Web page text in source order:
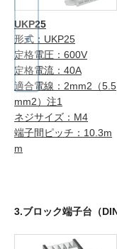
UKP25
形式：UKP25
定格電圧：600V
定格電流：40A
適合電線：2mm2（5.5
mm2）注1
ネジサイズ：M4
端子間ピッチ：10.3m
m
3.ブロック端子台（